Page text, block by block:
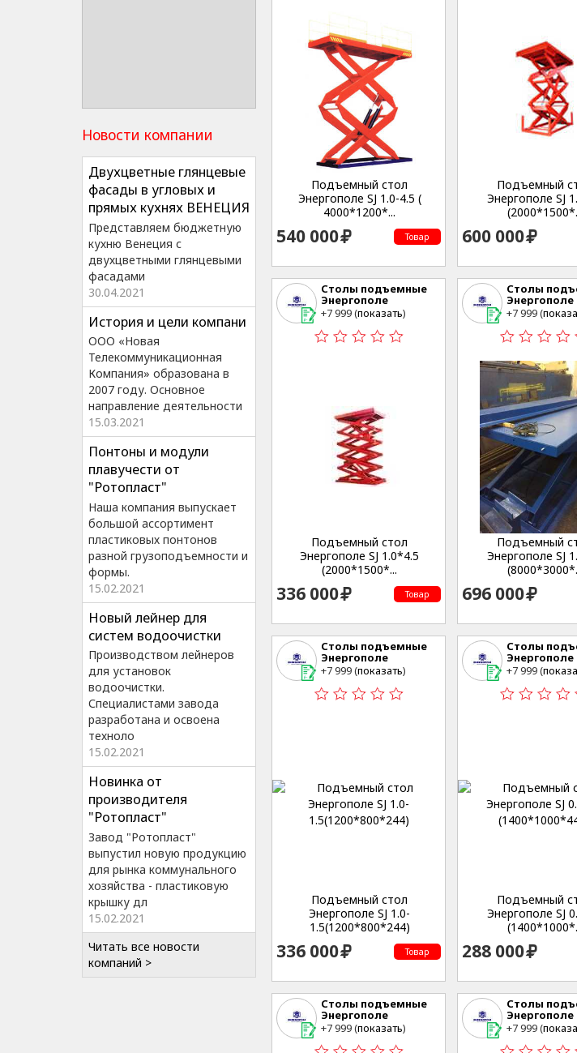
Новости компании
Двухцветные глянцевые
фасады в угловых и
прямых кухнях ВЕНЕЦИЯ
Представляем бюджетную
кухню Венеция с
двухцветными глянцевыми
фасадами
30.04.2021
История и цели компани
ООО «Новая
Телекоммуникационная
Компания» образована в
2007 году. Основное
направление деятельности
15.03.2021
Понтоны и модули
плавучести от
"Ротопласт"
Наша компания выпускает
большой ассортимент
пластиковых понтонов
разной грузоподъемности и
формы.
15.02.2021
Новый лейнер для
систем водоочистки
Производством лейнеров
для установок
водоочистки.
Специалистами завода
разработана и освоена
техноло
15.02.2021
Новинка от
производителя
"Ротопласт"
Завод "Ротопласт"
выпустил новую продукцию
для рынка коммунального
хозяйства - пластиковую
крышку дл
15.02.2021
Читать все новости
компаний >
Подъемный стол
Энергополе SJ 1.0-4.5 (
4000*1200*...
540 000 Товар
Подъемный
Энергополе SJ
600 000
Столы подъемные
Энергополе
г. Екатеринбург , ул.
Студенческая,53
+7 999 (показать)
Подъемный стол
Энергополе SJ 1.0*4.5
(2000*1500*...
336 000 Товар
Столы
Энергополе
г.
+7 999 (
Подъемный
Энергополе SJ
696 000
Столы подъемные
Энергополе
г. Екатеринбург , ул.
Студенческая,53
+7 999 (показать)
Подъемный стол
Энергополе SJ 1.0-
1.5(1200*800*244)
336 000 Товар
Столы
Энергополе
г.
+7 999 (
Подъемный
Энергополе SJ
288 000
Столы подъемные
Энергополе
г. Екатеринбург , ул.
Студенческая,53
+7 999 (показать)
Столы
Энергополе
г.
+7 999 (